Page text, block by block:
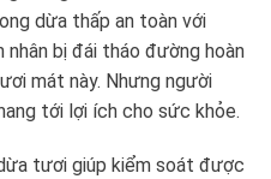
dừa thấp an toàn với
bị đái tháo đường hoàn
mát này. Nhưng người
tới lợi ích cho sức khỏe.
tươi giúp kiểm soát được